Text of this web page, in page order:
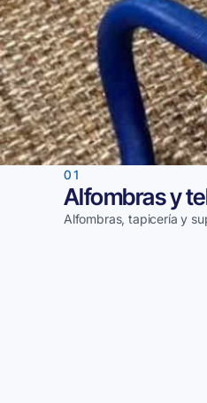
01
Alfombras y
Alfombras, tapicería y